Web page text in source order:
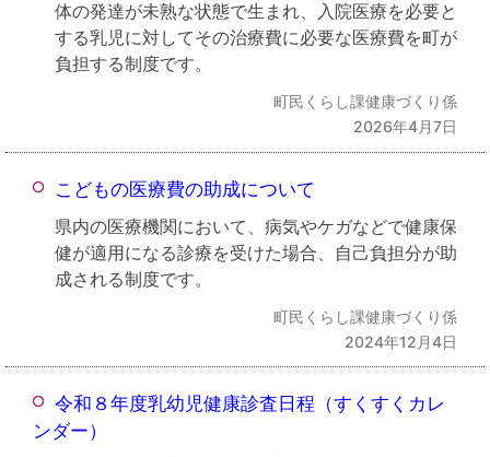
体の発達が未熟な状態で生まれ、入院医療を必要と
する乳児に対してその治療費に必要な医療費を町が
負担する制度です。
町民くらし課健康づくり係
2026年4月7日
こどもの医療費の助成について
県内の医療機関において、病気やケガなどで健康保
健が適用になる診療を受けた場合、自己負担分が助
成される制度です。
町民くらし課健康づくり係
2024年12月4日
令和８年度乳幼児健康診査日程（すくすくカレ
ンダー）